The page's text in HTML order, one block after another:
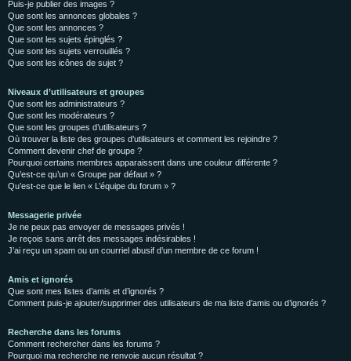
Puis-je publier des images ?
Que sont les annonces globales ?
Que sont les annonces ?
Que sont les sujets épinglés ?
Que sont les sujets verrouillés ?
Que sont les icônes de sujet ?
Niveaux d’utilisateurs et groupes
Que sont les administrateurs ?
Que sont les modérateurs ?
Que sont les groupes d’utilisateurs ?
Où trouver la liste des groupes d’utilisateurs et comment les rejoindre ?
Comment devenir chef de groupe ?
Pourquoi certains membres apparaissent dans une couleur différente ?
Qu’est-ce qu’un « Groupe par défaut » ?
Qu’est-ce que le lien « L’équipe du forum » ?
Messagerie privée
Je ne peux pas envoyer de messages privés !
Je reçois sans arrêt des messages indésirables !
J’ai reçu un spam ou un courriel abusif d’un membre de ce forum !
Amis et ignorés
Que sont mes listes d’amis et d’ignorés ?
Comment puis-je ajouter/supprimer des utilisateurs de ma liste d’amis ou d’ignorés ?
Recherche dans les forums
Comment rechercher dans les forums ?
Pourquoi ma recherche ne renvoie aucun résultat ?